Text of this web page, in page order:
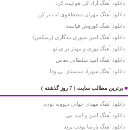
دانلود آهنگ آراد کی هواییت کرد
دانلود آهنگ مهران مصطفوی لب تر کن
دانلود آهنگ کوروش فیانسه
دانلود آهنگ امین سوری یادگاری (رمیکس)
دانلود آهنگ پوری و مهیار برای تو
دانلود آهنگ امید سلطانی تقاص
دانلود آهنگ شهراد سیستان بی وفا
■ برترین مطالب سایت ( 7 روز گذشته )
دانلود آهنگ مهدی جهانی دیوونه بودم
دانلود آهنگ امین و امید می
دانلود آهنگ پارسا پوئت پرید